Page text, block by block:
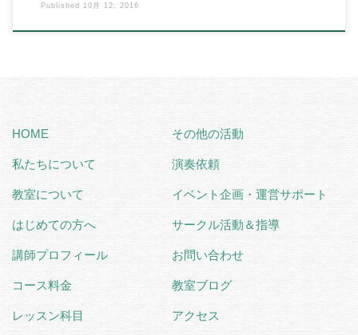
Published 10月 12, 2016
HOME
私たちについて
教室について
はじめての方へ
講師プロフィール
コース料金
レッスン科目
その他の活動
演奏依頼
イベント企画・運営サポート
サークル活動＆指導
お問い合わせ
教室ブログ
アクセス